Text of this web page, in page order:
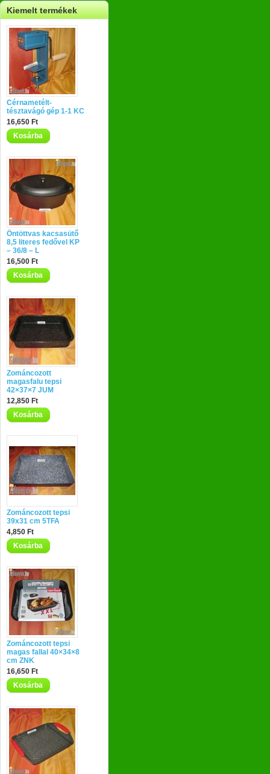
Kiemelt termékek
Cérnametélt-
tésztavágó gép 1-1 KC
16,650 Ft
Kosárba
Öntöttvas kacsasütő
8,5 literes fedővel KP
– 36/8 – L
16,500 Ft
Kosárba
Zománcozott
magasfalu tepsi
42×37×7 JUM
12,850 Ft
Kosárba
Zománcozott tepsi
39x31 cm 5TFA
4,850 Ft
Kosárba
Zománcozott tepsi
magas fallal 40×34×8
cm ZNK
16,650 Ft
Kosárba